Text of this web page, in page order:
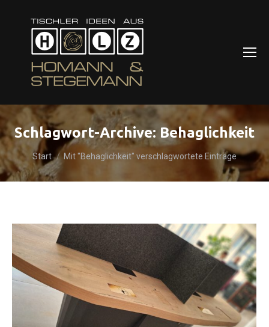
Schlagwort-Archive: Behaglichkeit
Sie befinden sich hier:
Start Mit "Behaglichkeit" verschlagwortete Einträge